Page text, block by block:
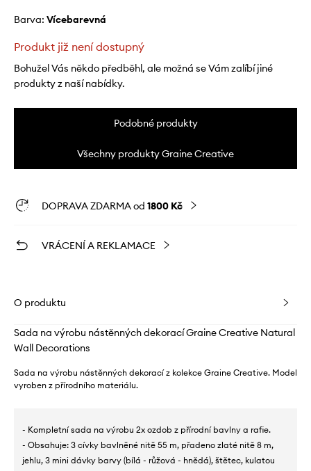
Barva: vícebarevná
Produkt již není dostupný
Bohužel Vás někdo předběhl, ale možná se Vám zalíbí jiné
produkty z naší nabídky.
Podobné produkty
Všechny produkty Graine Creative
DOPRAVA ZDARMA od 1800 Kč
VRÁCENÍ A REKLAMACE
O produktu
Sada na výrobu nástěnných dekorací Graine Creative Natural
Wall Decorations
Sada na výrobu nástěnných dekorací z kolekce Graine Creative. Model
vyroben z přírodního materiálu.
- Kompletní sada na výrobu 2x ozdob z přírodní bavlny a rafie.
- Obsahuje: 3 cívky bavlněné nitě 55 m, přadeno zlaté nitě 8 m,
jehlu, 3 mini dávky barvy (bílá - růžová - hnědá), štětec, kulatou